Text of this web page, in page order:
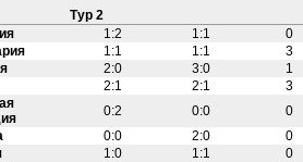
Тур 2
1:2 1:1 0
1:1 1:1 3
2:0 3:0 1
2:1 2:1 3
0:2 0:0 0
0:0 2:0 0
1:0 1:1 0